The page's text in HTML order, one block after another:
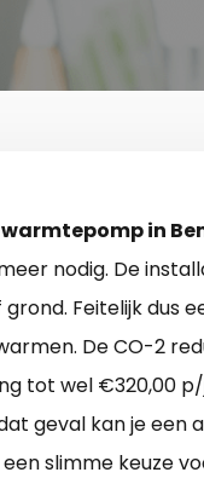
warmtepomp in
nodig. De
Feitelijk dus
De CO-2
tot wel €320,00
geval kan je een
slimme keuze